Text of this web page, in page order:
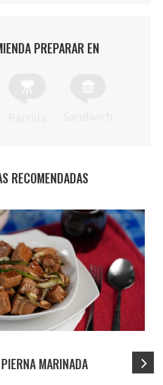
PREPARAR EN
RECOMENDADAS
MARINADA